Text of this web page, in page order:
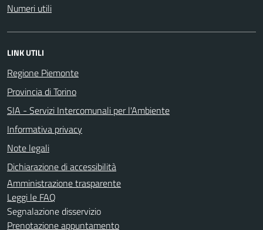
Numeri utili
LINK UTILI
Regione Piemonte
Provincia di Torino
SIA - Servizi Intercomunali per l'Ambiente
Informativa privacy
Note legali
Dichiarazione di accessibilità
Amministrazione trasparente
Leggi le FAQ
Segnalazione disservizio
Prenotazione appuntamento